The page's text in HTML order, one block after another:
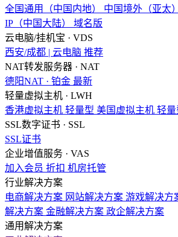
全国通用（中国内地）
中国境外（亚太）
IP（中国大陆）
域名版
云电脑/挂机宝 · VDS
西安/成都 | 云电脑 推荐
NAT转发服务器 · NAT
德阳NAT · 铂金 最新
轻量虚拟主机 · LWH
香港虚拟主机 轻量型 美国虚拟主机 轻量
SSL数字证书 · SSL
SSL证书
企业增值服务 · VAS
加入会员 折扣 机房托管
行业解决方案
电商解决方案 网站解决方案 游戏解决方
解决方案 金融解决方案 政企解决方案
通用解决方案